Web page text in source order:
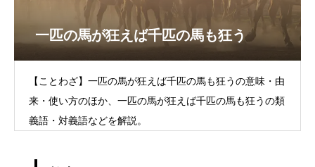
一匹の馬が狂えば千匹の馬も狂う
【ことわざ】一匹の馬が狂えば千匹の馬も狂うの意味・由
来・使い方のほか、一匹の馬が狂えば千匹の馬も狂うの類
義語・対義語などを解説。